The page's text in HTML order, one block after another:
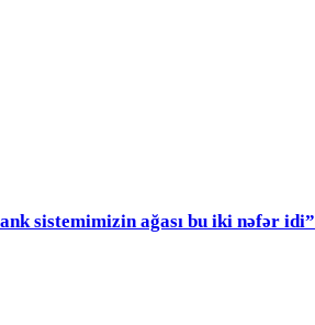
sistemimizin ağası bu iki nəfər idi”